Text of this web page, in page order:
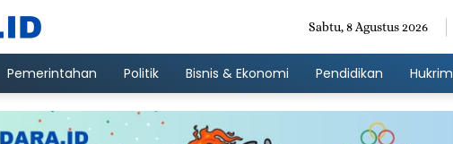
Sabtu, 8 Agustus 2026
Pemerintahan Politik Bisnis & Ekonomi Pendidikan Hukrim